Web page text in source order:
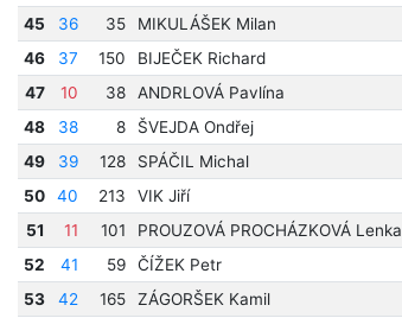
45
36 35 MIKULÁŠEK Milan
46
37 150 BIJEČEK Richard
47
10 38 ANDRLOVÁ Pavlína
48
38 8 ŠVEJDA Ondřej
49
39 128 SPÁČIL Michal
50
40 213 VIK Jiří
51
11 101 PROUZOVÁ PROCHÁZKOVÁ Lenka
52
41 59 ČÍŽEK Petr
53
42 165 ZÁGORŠEK Kamil